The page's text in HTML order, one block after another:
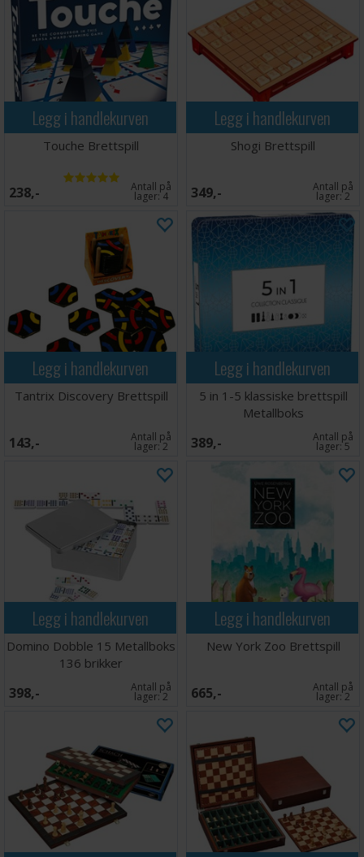
Legg i handlekurven
Touche Brettspill
238,- Antall på
lager:4
Legg i handlekurven
Shogi Brettspill
349,- Antall på
lager:2
Legg i handlekurven
Tantrix Discovery Brettspill
143,- Antall på
lager:2
Legg i handlekurven
5 in 1-5 klassiske brettspill
Metallboks
389,- Antall på
lager:5
Legg i handlekurven
Domino Dobble 15 Metallboks
136 brikker
398,- Antall på
lager:2
Legg i handlekurven
New York Zoo Brettspill
665,- Antall på
lager:2